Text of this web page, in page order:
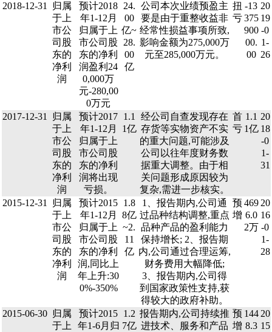
2018-12-31
归属
于上
市公
司股
东的
净利
润
预计2018
年1-12月
归属于上
市公司股
东的净利
润盈利24
0,000万
元-280,00
0万元
24.
00
亿~
28.
00
亿
公司本次业绩预盈主
要是由于重整收益非
经常性损益事项所致,
影响金额为275,000万
元至285,000万元。
扭
亏
-13
375
900
00.
00
20
19
-0
1-
26
2017-12-31
归属
于上
市公
司股
东的
净利
润
预计2017
年1-12月
归属于上
市公司股
东的净利
润将出现
亏损。
1.1
1亿
经公司自查发现存在
存货等实物资产不实
的重大问题,可能涉及
公司以往年度财务数
据重大调整。由于相
关问题形成原因较为
复杂,需进一步核实。
首
亏
1.1
1亿
20
18
-0
1-
31
2015-12-31
归属
于上
市公
司股
东的
净利
润
预计2015
年1-12月
归属于上
市公司股
东的净利
润,同比上
年上升:30
0%-350%
1.8
8亿
~2.
11
亿
1、报告期内,公司通
过品种结构调整,重点
品种产品的盈利能力
保持增长; 2、报告期
内,公司通过合理运筹,
财务费用大幅降低;
3、报告期内,公司得
到国家政策性支持,获
得较大的政府补助。
预
增
469
6.0
2万
20
16
-0
1-
28
2015-06-30 归属
于上
预计2015
年1-6月归
1.2
7亿
报告期内,公司持续推
进技术、服务和产品
预
增
144
8.3
20
15